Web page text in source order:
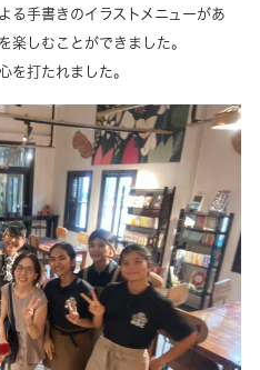
る手書きのイラストメニューがあ
楽しむことができました。
を打たれました。